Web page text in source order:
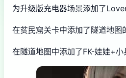
为升级版充电器场景添加了
在贫民窟关卡中添加了隧道地图
在隧道地图中添加了FK-娃娃+小